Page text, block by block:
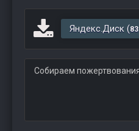
Яндекс.Диск (
Собираем